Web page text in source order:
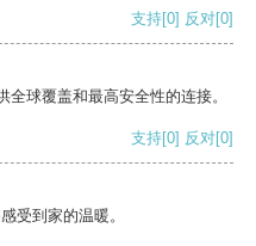
支持[0] 反对[0]
球覆盖和最高安全性的连接。
支持[0] 反对[0]
受到家的温暖。